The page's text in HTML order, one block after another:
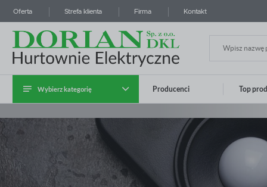
Oferta Strefa klienta Firma Kontakt
Wybierz kategorię
Kategoria Instalatora
Systemy prowadzenia kabli
Producenci Top